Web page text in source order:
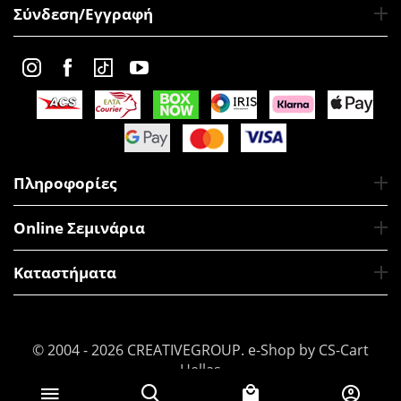
Σύνδεση/Εγγραφή
Πληροφορίες
Online Σεμινάρια
Καταστήματα
© 2004 - 2026 CREATIVEGROUP. e-Shop by CS-Cart
Hellas
90 Προσθήκη στο Καλάθι